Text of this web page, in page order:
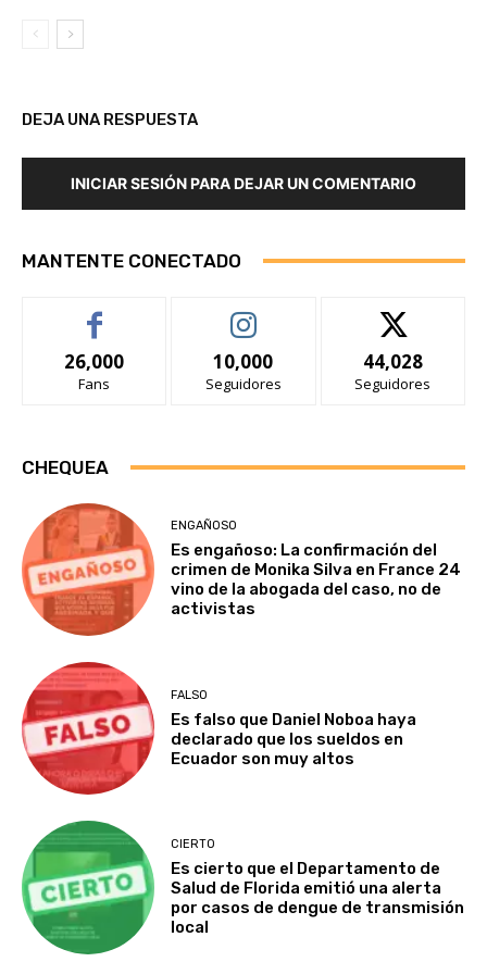
DEJA UNA RESPUESTA
INICIAR SESIÓN PARA DEJAR UN COMENTARIO
MANTENTE CONECTADO
26,000
Fans
10,000
Seguidores
44,028
Seguidores
CHEQUEA
ENGAÑOSO
Es engañoso: La confirmación del
crimen de Monika Silva en France 24
vino de la abogada del caso, no de
activistas
FALSO
Es falso que Daniel Noboa haya
declarado que los sueldos en
Ecuador son muy altos
CIERTO
Es cierto que el Departamento de
Salud de Florida emitió una alerta
por casos de dengue de transmisión
local